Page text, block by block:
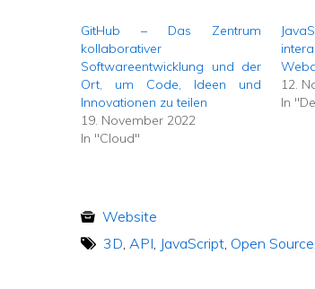
GitHub – Das Zentrum
kollaborativer
Softwareentwicklung und der
Ort, um Code, Ideen und
Innovationen zu teilen
19. November 2022
In "Cloud"
12.
In
Website
3D,API, JavaScript, Open Source